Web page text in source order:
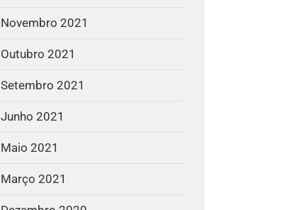
Novembro 2021
Outubro 2021
Setembro 2021
Junho 2021
Maio 2021
Março 2021